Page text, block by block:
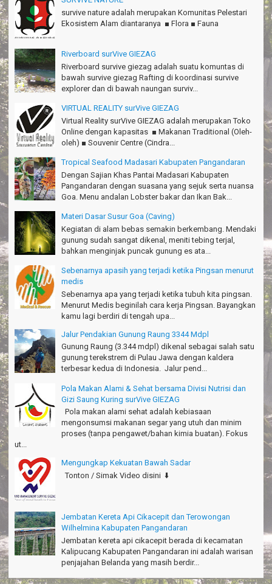
Thanks Gn.Ciremai mantap
Rian - Surabaya
Thanks!Green canyon Amazing
William - Singapore
TRIms Team surVive atas panduan wisata Kabupaten
Pangandaran
Jacky - Depok
Haturnuhun kang Arief, Citumang seru!
Risna - Garut
TRIms surVive GIEZAG telah menemani kami ke Gn.Semeru.
Salam lestari!
Tapak Adventure Club - Bandung Barat
Thanks!
Michael - Sydney
Thanks Bodyrafting Green canyon, extreme, enjoy dan seru
Santoso - Kudus
Seru banget Pantai Batukaras!
Sudrajat - Kuningan
エキサイティングなツアー。ありがとう Arief Pangandaran
Nakata-Osaka Japan
Amazing palace
Hiromi - Fukusima Japan
survive nature adalah merupakan Komunitas Pelestari
Ekosistem Alam diantaranya ■ Flora ■ Fauna
Riverboard surVive GIEZAG
Riverboard survive giezag adalah suatu komuntas di
bawah survive giezag Rafting di koordinasi survive
explorer dan di bawah naungan surviv...
VIRTUAL REALITY surVive GIEZAG
Virtual Reality surVive GIEZAG adalah merupakan Toko
Online dengan kapasitas ■ Makanan Traditional (Oleh-
oleh) ■ Souvenir Centre (Cindra...
Tropical Seafood Madasari Kabupaten Pangandaran
Dengan Sajian Khas Pantai Madasari Kabupaten
Pangandaran dengan suasana yang sejuk serta nuansa
Goa. Menu andalan Lobster bakar dan Ikan Bak...
Materi Dasar Susur Goa (Caving)
Kegiatan di alam bebas semakin berkembang. Mendaki
gunung sudah sangat dikenal, meniti tebing terjal,
bahkan menginjak puncak gunung es ata...
Sebenarnya apasih yang terjadi ketika Pingsan menurut
medis
Sebenarnya apa yang terjadi ketika tubuh kita pingsan.
Menurut Medis beginilah cara kerja Pingsan. Bayangkan
kamu lagi berdiri di tengah upa...
Jalur Pendakian Gunung Raung 3344 Mdpl
Gunung Raung (3.344 mdpl) dikenal sebagai salah satu
gunung terekstrem di Pulau Jawa dengan kaldera
terbesar kedua di Indonesia. Jalur pend...
Pola Makan Alami & Sehat bersama Divisi Nutrisi dan
Gizi Saung Kuring surVive GIEZAG
Pola makan alami sehat adalah kebiasaan
mengonsumsi makanan segar yang utuh dan minim
proses (tanpa pengawet/bahan kimia buatan). Fokus
ut...
Mengungkap Kekuatan Bawah Sadar
Tonton / Simak Video disini ⬇️
Jembatan Kereta Api Cikacepit dan Terowongan
Wilhelmina Kabupaten Pangandaran
Jembatan kereta api cikacepit berada di kecamatan
Kalipucang Kabupaten Pangandaran ini adalah warisan
penjajahan Belanda yang masih berdir...